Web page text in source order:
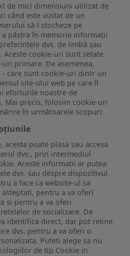
de mici dimensiuni utilizat de
când este vizitat de un
să-l stocheze pe
păstra în memorie informații
dvs. de limbă sau
cookie-uri sunt setate
primare. De asemenea,
care sunt cookie-uri dintr-un
site-ului web pe care îl
eforturile noastre de
Mai precis, folosim cookie-uri
în următoarele scopuri:
acesta poate plasa sau accesa
dvs., prin intermediul
Aceste informatii ar putea
dvs. sau despre dispozitivul
a face ca website-ul sa
pentru a va oferi
si pentru a va oferi
de socializare. De
identifica direct, dar pot retine
dvs. pentru a va oferi o
Puteti alege sa nu
de tip Cookie in